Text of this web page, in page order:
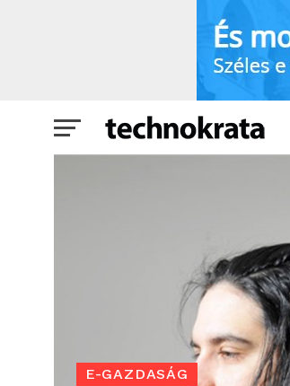
Kevésbé bízunk meg
E-GAZDASÁG